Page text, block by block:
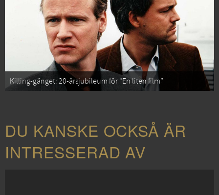
Killing-gänget: 20-årsjubileum för “En liten film”
DU KANSKE OCKSÅ ÄR
INTRESSERAD AV